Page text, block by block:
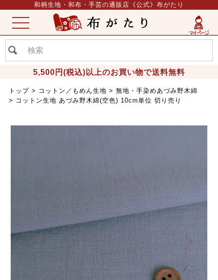
和柄生地・和布・手芸の通販店《公式》布がたり
5,500円(税込)以上のお買い物で送料無料
ME
NU
トップ コットン／もめん生地
無地・手染めあづみ野木綿
コットン生地 あづみ野木綿(空色) 10cm単位 切り売り